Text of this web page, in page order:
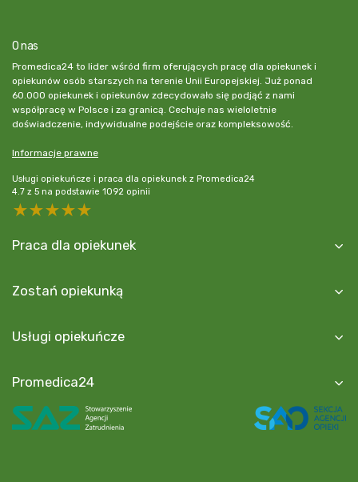
O nas
Promedica24 to lider wśród firm oferujących pracę dla opiekunek i
opiekunów osób starszych na terenie Unii Europejskiej. Już ponad
60.000 opiekunek i opiekunów zdecydowało się podjąć z nami
współpracę w Polsce i za granicą. Cechuje nas wieloletnie
doświadczenie, indywidualne podejście oraz kompleksowość.
Informacje prawne
Usługi opiekuńcze i praca dla opiekunek z Promedica24
4.7 z 5 na podstawie 1092 opinii
5 stars
4 stars
3 stars
2 stars
Praca dla opiekunek
Zostań opiekunką
Usługi opiekuńcze
Promedica24